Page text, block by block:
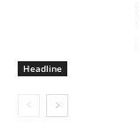
Headline